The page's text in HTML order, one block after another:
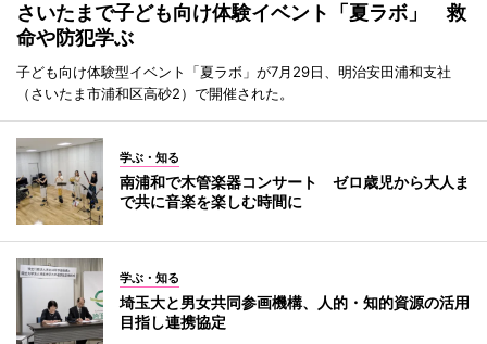
さいたまで子ども向け体験イベント「夏ラボ」 救
命や防犯学ぶ
子ども向け体験型イベント「夏ラボ」が7月29日、明治安田浦和支社
（さいたま市浦和区高砂2）で開催された。
学ぶ・知る
南浦和で木管楽器コンサート ゼロ歳児から大人ま
で共に音楽を楽しむ時間に
学ぶ・知る
埼玉大と男女共同参画機構、人的・知的資源の活用
目指し連携協定